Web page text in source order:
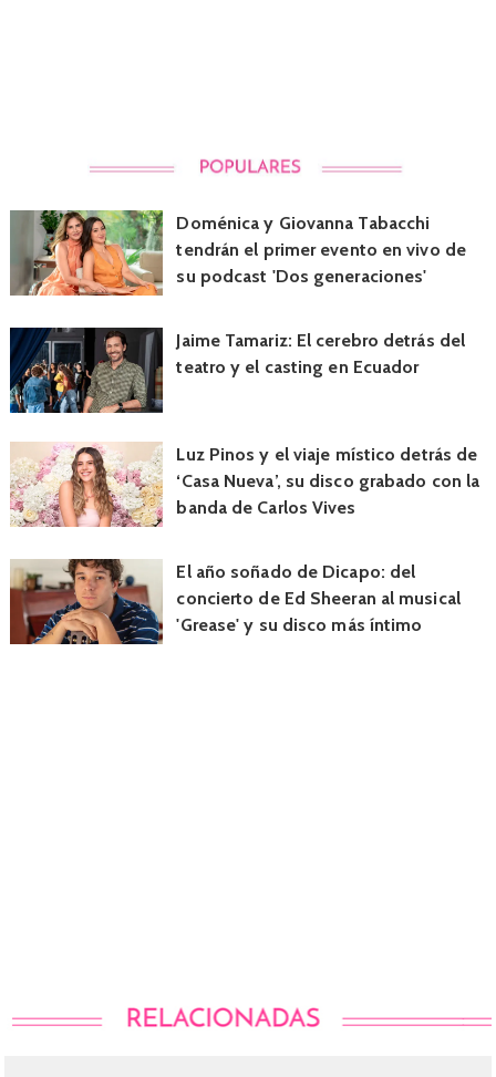
Doménica y Giovanna Tabacchi
tendrán el primer evento en vivo de
su podcast 'Dos generaciones'
Jaime Tamariz: El cerebro detrás del
teatro y el casting en Ecuador
Luz Pinos y el viaje místico detrás de
‘Casa Nueva’, su disco grabado con la
banda de Carlos Vives
El año soñado de Dicapo: del
concierto de Ed Sheeran al musical
'Grease' y su disco más íntimo